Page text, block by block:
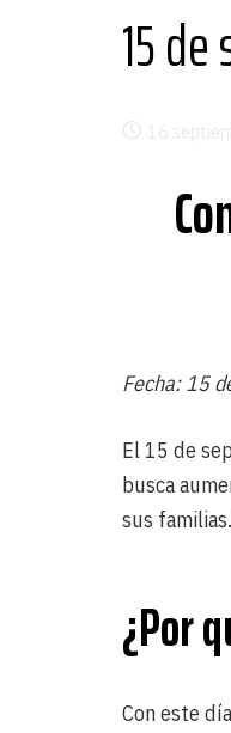
15
Fecha: 15
El 15 de
busca
sus
¿Por
Con este